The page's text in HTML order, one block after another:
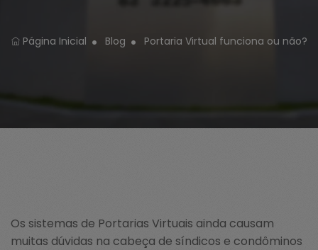
Página Inicial Blog Portaria Virtual funciona ou não?
Os sistemas de Portarias Virtuais ainda causam
muitas dúvidas na cabeça de síndicos e condôminos